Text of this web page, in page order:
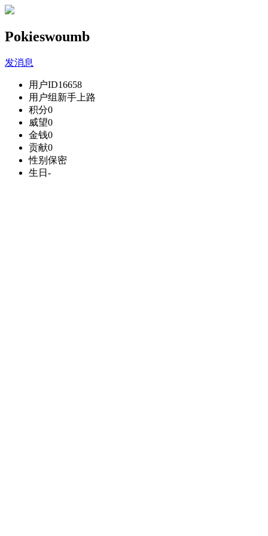
Pokieswoumb
发消息
用户ID16658
用户组 新手上路
积分0
威望0
金钱0
贡献0
性别 保密
生日 -